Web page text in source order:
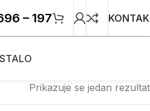
– 197
Prikazuje se jedan rezultat